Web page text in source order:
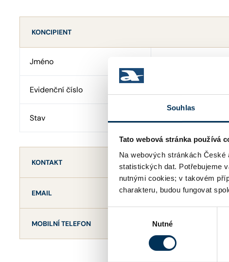
Souhlas
Tato webová stránka používá
Na webových stránkách
statistických dat. Potřebujeme
nutnými cookies; v takovém
charakteru, budou fungovat
Nutné
KONCIPIENT
Jméno
Evidenční číslo
Stav
KONTAKT
EMAIL
MOBILNÍ TELEFON